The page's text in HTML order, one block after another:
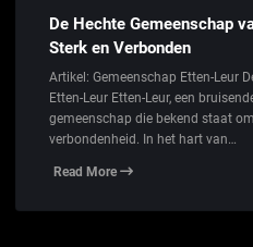
De Hechte Gemeenschap
Sterk en Verbonden
Artikel: Gemeenschap Etten-Leur
Etten-Leur Etten-Leur, een
gemeenschap die bekend staat
verbondenheid. In het hart van…
Read More